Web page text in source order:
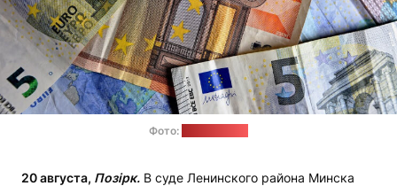
Фото:
20 августа, Позірк. В суде Ленинского района Минска